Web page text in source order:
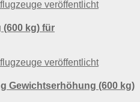
kg) für
Gewichtserhöhung (600 kg)